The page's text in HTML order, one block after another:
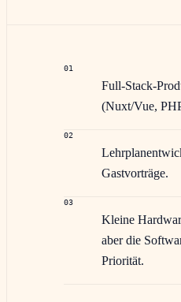
01
Full-Stack-
(Nuxt/Vue,
02
Gastvorträge.
03
Kleine
aber die
Priorität.